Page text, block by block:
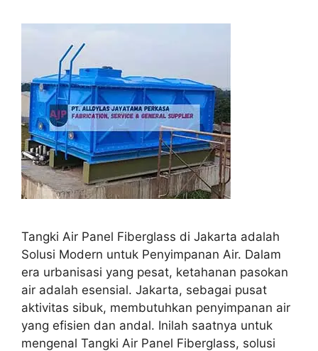
Tangki Air Panel Fiberglass di Jakarta adalah
Solusi Modern untuk Penyimpanan Air. Dalam
era urbanisasi yang pesat, ketahanan pasokan
air adalah esensial. Jakarta, sebagai pusat
aktivitas sibuk, membutuhkan penyimpanan air
yang efisien dan andal. Inilah saatnya untuk
mengenal Tangki Air Panel Fiberglass, solusi